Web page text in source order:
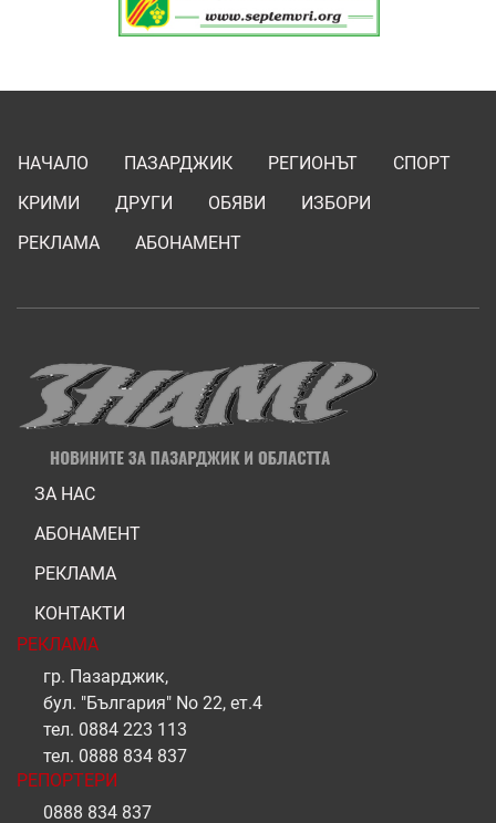
НАЧАЛО ПАЗАРДЖИК РЕГИОНЪТ
СПОРТ
КРИМИ
ДРУГИ ОБЯВИ
ИЗБОРИ
РЕКЛАМА
АБОНАМЕНТ
ЗА НАС
АБОНАМЕНТ
РЕКЛАМА
КОНТАКТИ
РЕКЛАМА
гр. Пазарджик,
бул. "България" No 22, ет.4
тел. 0884 223 113
тел. 0888 834 837
РЕПОРТЕРИ
0888 834 837